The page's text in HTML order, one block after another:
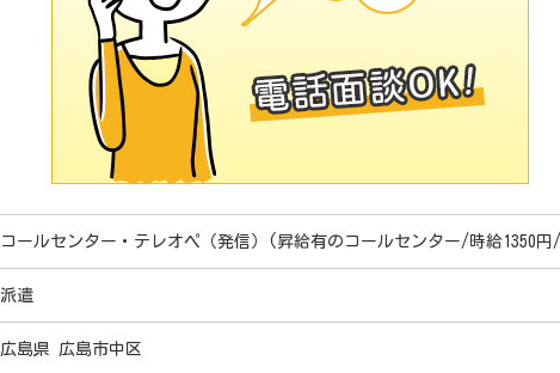
コールセンター・テレオペ（発信）(昇給有のコールセンター/時給1350
派遣
広島県 広島市中区